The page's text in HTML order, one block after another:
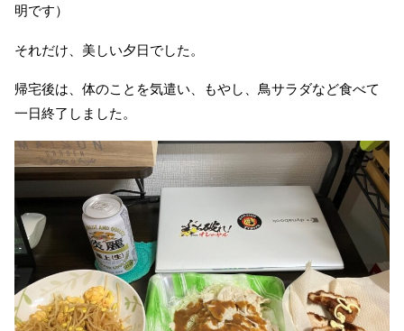
明です）
それだけ、美しい夕日でした。
帰宅後は、体のことを気遣い、もやし、鳥サラダなど食べて
一日終了しました。